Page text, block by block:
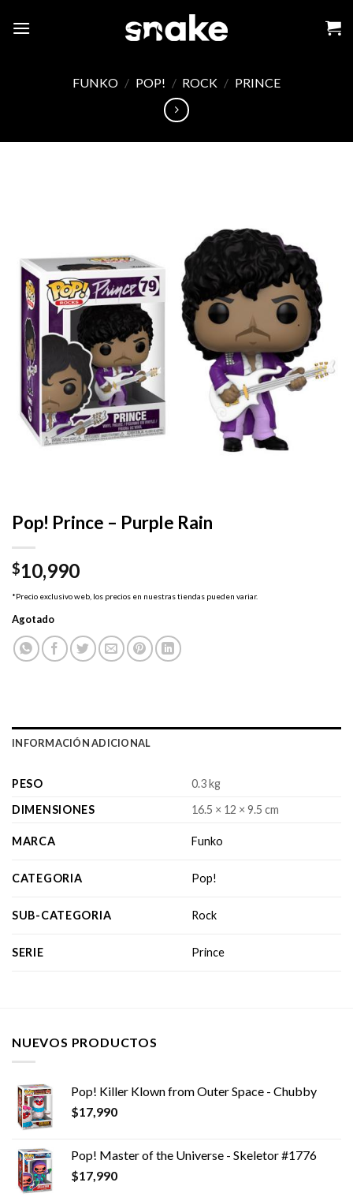
FUNKO / POP! / ROCK / PRINCE
Pop! Prince – Purple Rain
$10,990
*Precio exclusivo web, los precios en nuestras tiendas pueden variar.
Agotado
INFORMACIÓN ADICIONAL
PESO
0.3 kg
DIMENSIONES
16.5 × 12 × 9.5 cm
MARCA Funko
CATEGORIA Pop!
SUB-CATEGORIA Rock
SERIE Prince
NUEVOS PRODUCTOS
Pop! Killer Klown from Outer Space - Chubby
$17,990
Pop! Master of the Universe - Skeletor #1776
$17,990